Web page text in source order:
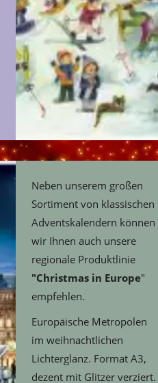
Neben unserem großen
Sortiment von klassischen
Adventskalendern können
wir Ihnen auch unsere
regionale Produktlinie
"Christmas in Europe"
empfehlen.
Europäische Metropolen
im weihnachtlichen
Lichterglanz. Format A3,
dezent mit Glitzer verziert.